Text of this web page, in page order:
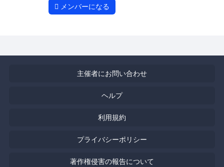
メンバーになる
主催者にお問い合わせ
ヘルプ
利用規約
プライバシーポリシー
著作権侵害の報告について